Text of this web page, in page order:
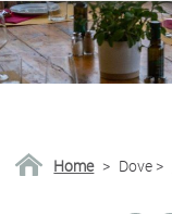
Home > Dove >